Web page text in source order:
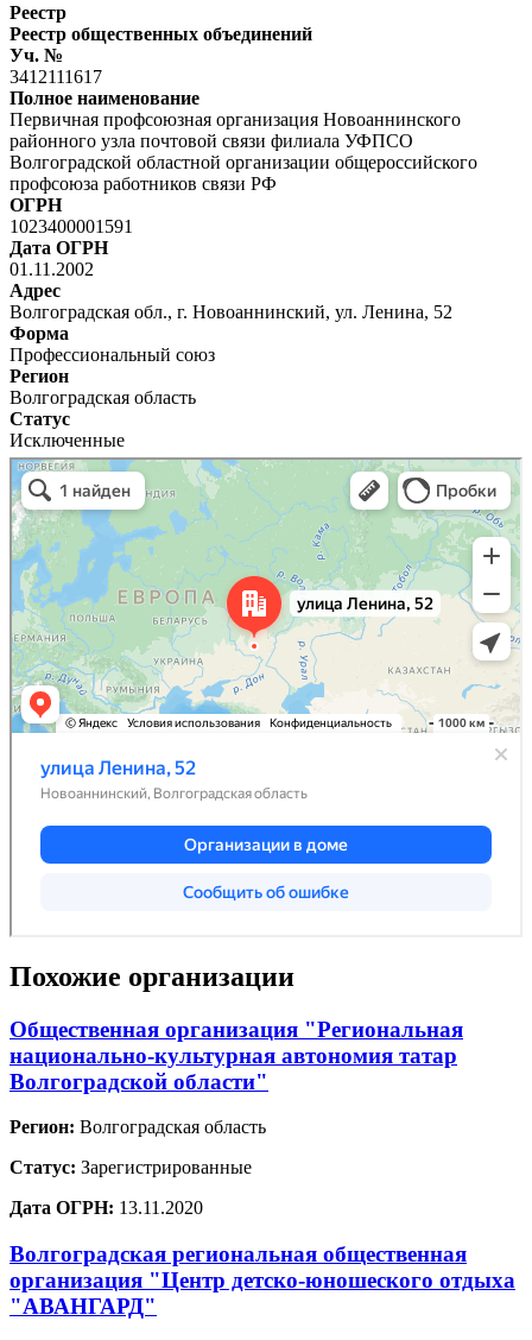
Реестр
Реестр общественных объединений
Уч. №
3412111617
Полное наименование
Первичная профсоюзная организация Новоаннинского
районного узла почтовой связи филиала УФПСО
Волгоградской областной организации общероссийского
профсоюза работников связи РФ
ОГРН
1023400001591
Дата ОГРН
01.11.2002
Адрес
Волгоградская обл., г. Новоаннинский, ул. Ленина, 52
Форма
Профессиональный союз
Регион
Волгоградская область
Статус
Исключенные
Похожие организации
Общественная организация "Региональная
национально-культурная автономия татар
Волгоградской области"
Регион: Волгоградская область
Статус: Зарегистрированные
Дата ОГРН: 13.11.2020
Волгоградская региональная общественная
организация "Центр детско-юношеского отдыха
"АВАНГАРД"